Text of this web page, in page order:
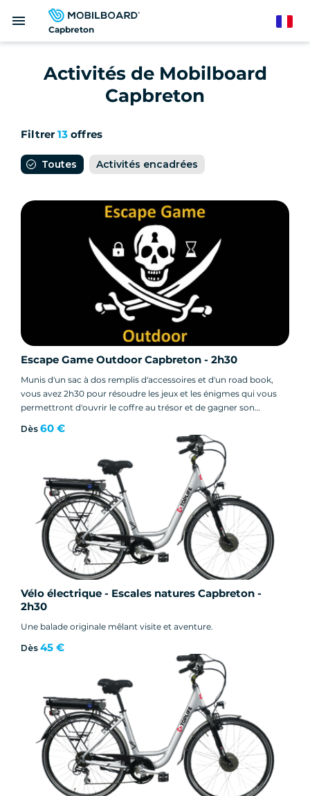
Capbreton
menu
Activités de Mobilboard
Capbreton
Filtrer13 offres
Toutes Activités encadrées
Escape Game Outdoor Capbreton - 2h30
Munis d'un sac à dos remplis d'accessoires et d'un road book,
vous avez 2h30 pour résoudre les jeux et les énigmes qui vous
permettront d'ouvrir le coffre au trésor et de gagner son
Dès 60 €
Vélo électrique - Escales natures Capbreton -
2h30
Une balade originale mêlant visite et aventure.
Dès 45 €